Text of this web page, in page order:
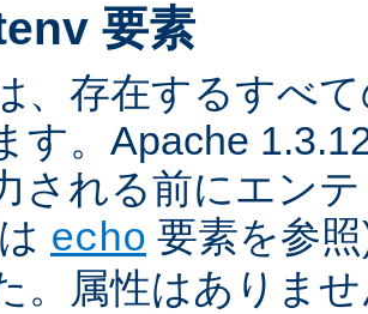
要素
、存在するすべ
す。Apache
される前にエン
echo 要素を参
。属性はありま